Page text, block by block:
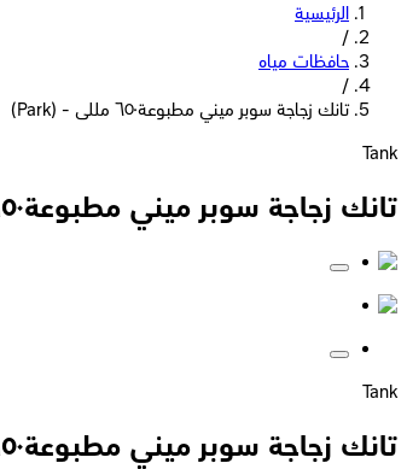
الرئيسية
/
حافظات مياه
/
تانك زجاجة سوبر ميني مطبوعة٦٥٠ مللى - (Park)
Tank
تانك زجاجة سوبر ميني مطبوعة٦٥٠ مللى - (Park)
Tank
تانك زجاجة سوبر ميني مطبوعة٦٥٠ مللى - (Park)